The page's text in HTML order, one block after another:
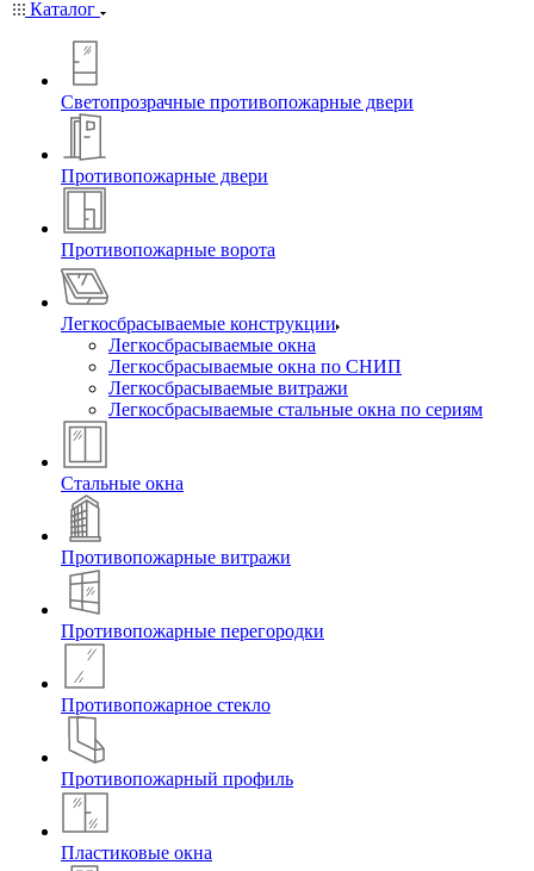
Каталог
Светопрозрачные противопожарные двери
Противопожарные двери
Противопожарные ворота
Легкосбрасываемые конструкции
Легкосбрасываемые окна
Легкосбрасываемые окна по СНИП
Легкосбрасываемые витражи
Легкосбрасываемые стальные окна по сериям
Стальные окна
Противопожарные витражи
Противопожарные перегородки
Противопожарное стекло
Противопожарный профиль
Пластиковые окна